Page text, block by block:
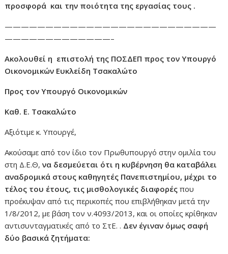
προσφορά και την ποιότητα της εργασίας τους .
——————————————————————————
—————————————–
Ακολουθεί η επιστολή της ΠΟΣΔΕΠ προς τον Υπουργό
Οικονομικών Ευκλείδη Τσακαλώτο
Προς τον Υπουργό Οικονομικών
Καθ. Ε. Τσακαλώτο
Αξιότιμε κ. Υπουργέ,
Ακούσαμε από τον ίδιο τον Πρωθυπουργό στην ομιλία του
στη Δ.Ε.Θ,να δεσμεύεται ότι η κυβέρνηση θα καταβάλει
αναδρομικά στους καθηγητές Πανεπιστημίου, μέχρι το
τέλος του έτους, τις μισθολογικές διαφορέςπου
προέκυψαν από τις περικοπές που επιβλήθηκαν μετά την
1/8/2012, με βάση τον ν.4093/2013, και οι οποίες κρίθηκαν
αντισυνταγματικές από το ΣτΕ. . Δεν έγιναν όμως σαφή
δύο βασικά ζητήματα: